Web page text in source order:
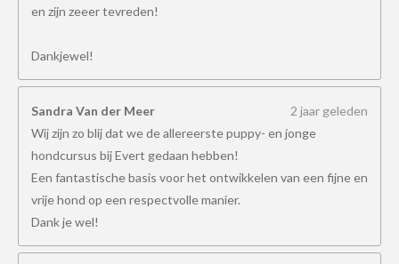
en zijn zeeer tevreden!
Dankjewel!
Sandra Van der Meer
2 jaar geleden
Wij zijn zo blij dat we de allereerste puppy- en jonge
hondcursus bij Evert gedaan hebben!
Een fantastische basis voor het ontwikkelen van een fijne en
vrije hond op een respectvolle manier.
Dank je wel!